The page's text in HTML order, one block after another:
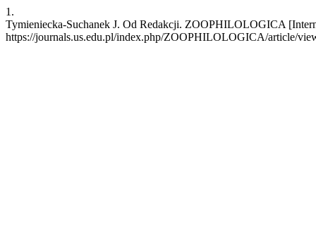
1.
Tymieniecka-Suchanek J. Od Redakcji. ZOOPHILOLOGICA
https://journals.us.edu.pl/index.php/ZOOPHILOLOGICA/article/